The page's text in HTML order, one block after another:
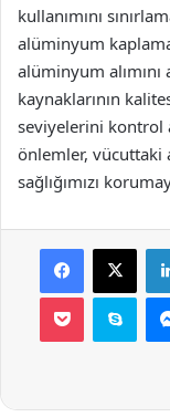
kullanımını
alüminyum
alüminyum
kaynaklarının
seviyelerini kontrol
önlemler, vücuttaki
sağlığımızı
Facebook
X
Pocket